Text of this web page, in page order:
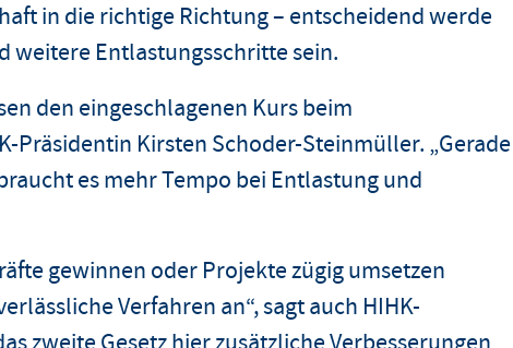
in die richtige Richtung – entscheidend werde
weitere Entlastungsschritte sein.
den eingeschlagenen Kurs beim
Präsidentin Kirsten Schoder-Steinmüller. „Gerade
es mehr Tempo bei Entlastung und
gewinnen oder Projekte zügig umsetzen
Verfahren an“, sagt auch HIHK-